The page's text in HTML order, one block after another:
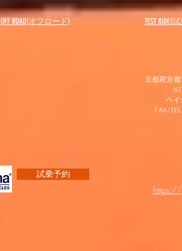
OFF ROAD(オフロード) ​TEST RIDE(
京都府京
ベイ
FAX/
試乗予約
https://